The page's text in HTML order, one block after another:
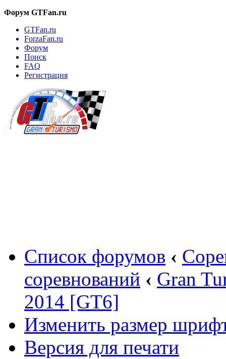
Форум GTFan.ru
GTFan.ru
ForzaFan.ru
Форум
Поиск
FAQ
Регистрация
Список форумов ‹
соревнований ‹ Gran
2014 [GT6]
Изменить размер
Версия для печати